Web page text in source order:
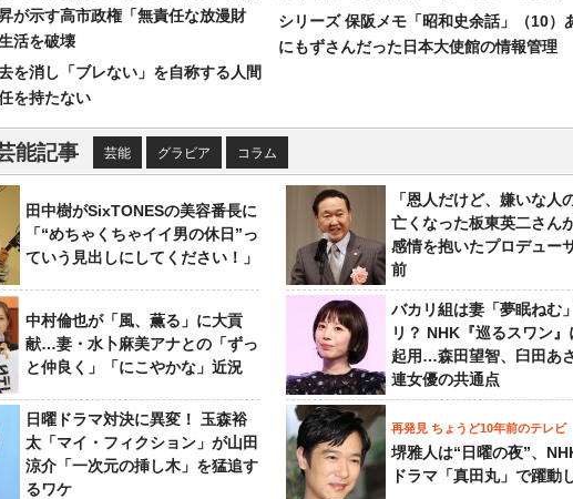
が示す高市政権「無責任な放漫財
活を破壊
を消し「ブレない」を自称する人間
を持たない
シリーズ 保阪メモ「昭和史余話」（10）
にもずさんだった日本大使館の情報管理
能記事 芸能 グラビア コラム
田中樹がSixTONESの美容番長に
「“めちゃくちゃイイ男の休日”っ
ていう見出しにしてください！」
「恩人だけど、嫌いな人
亡くなった板東英二さん
感情を抱いたプロデュー
前
中村倫也が「風、薫る」に大貢
献…妻・水卜麻美アナとの「ずっ
と仲良く」「にこやかな」近況
バカリ組は妻「夢眠ねむ
リ？ NHK『巡るスワン』
起用…森田望智、臼田あ
連女優の共通点
日曜ドラマ対決に異変！ 玉森裕
太「マイ・フィクション」が山田
涼介「一次元の挿し木」を猛追す
るワケ
再発見 ちょうど10年前のテレビ
堺雅人は“日曜の夜”、
ドラマ「真田丸」で躍動